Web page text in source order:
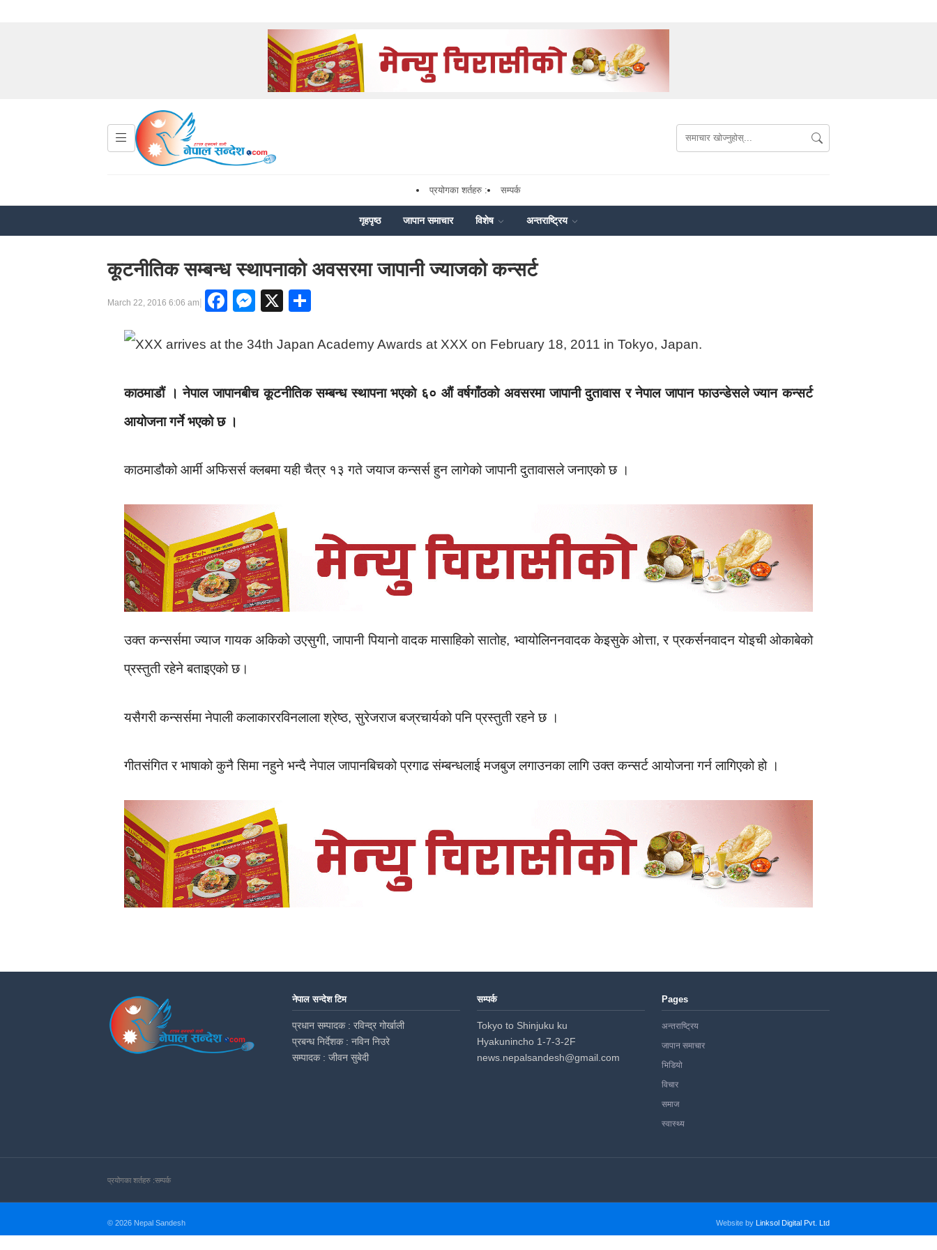
प्रयोगका शर्तहरु : सम्पर्क
गृहपृष्ठ जापान समाचार विशेष अन्तराष्ट्रिय
कूटनीतिक सम्बन्ध स्थापनाकाे अवसरमा जापानी ज्याजको कन्सर्ट
March 22, 2016 6:06 am| Facebook
Messenger
X
काठमाडौं । नेपाल जापानबीच कूटनीतिक सम्बन्ध स्थापना भएकाे ६० औं वर्षगाँठकाे अवसरमा जापानी दुतावास र नेपाल जापान फाउन्डेसले ज्यान कन्सर्ट
आयोजना गर्ने भएको छ ।
काठमाडौको आर्मी अफिसर्स क्लबमा यही चैत्र १३ गते जयाज कन्सर्स हुन लागेको जापानी दुतावासले जनाएको छ ।
उक्त कन्सर्समा ज्याज गायक अकिको उएसुगी, जापानी पियानो वादक मासाहिको सातोह, भ्वायोलिननवादक केइसुके ओत्ता, र प्रकर्सनवादन योइची ओकाबेको
प्रस्तुती रहेने बताइएको छ।
यसैगरी कन्सर्समा नेपाली कलाकाररविनलाला श्रेष्ठ, सुरेजराज बज्रचार्यको पनि प्रस्तुती रहने छ ।
गीतसंगित र भाषाको कुनै सिमा नहुने भन्दै नेपाल जापानबिचको प्रगाढ संम्बन्धलाई मजबुज लगाउनका लागि उक्त कन्सर्ट आयोजना गर्न लागिएको हो ।
नेपाल सन्देश टिम
प्रधान सम्पादक : रविन्द्र गोर्खाली
प्रबन्ध निर्देशक : नविन निउरे
सम्पादक : जीवन सुबेदी
सम्पर्क
Tokyo to Shinjuku ku
Hyakunincho 1-7-3-2F
news.nepalsandesh@gmail.com
Pages
अन्तराष्ट्रिय
जापान समाचार
भिडियो
विचार
समाज
स्वास्थ्य
प्रयोगका शर्तहरु :सम्पर्क
© 2026 Nepal Sandesh Website by Linksol Digital Pvt. Ltd